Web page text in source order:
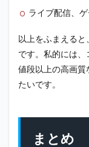
ライブ配信、
以上をふまえる
です。私的には、
値段以上の高画質
たいです。
まとめ